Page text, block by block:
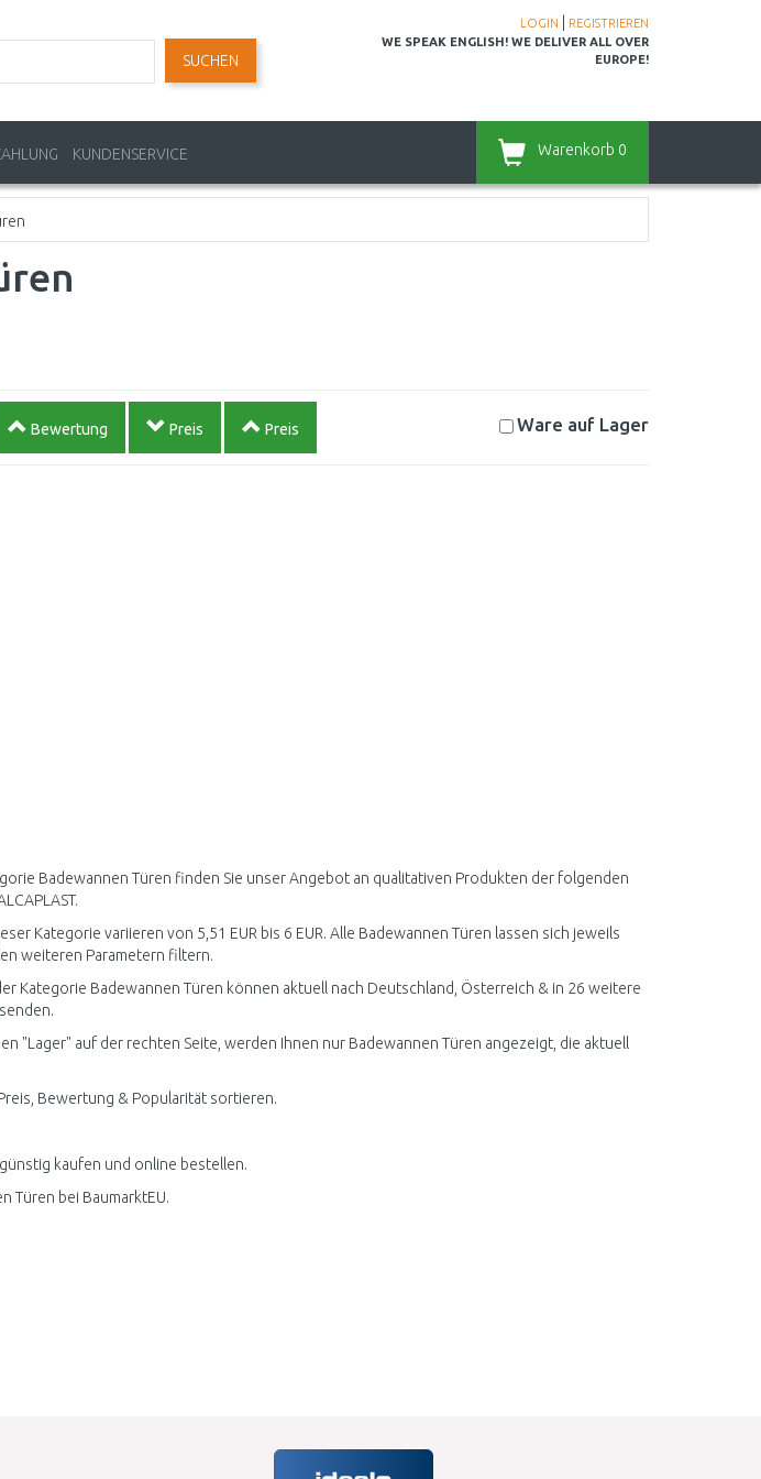
LOGIN
REGISTRIEREN
WE SPEAK ENGLISH! WE DELIVER ALL OVER
EUROPE!
SUCHEN
KUNDENSERVICE Warenkorb 0
Bewertung Preis Preis Ware auf Lager
Badewannen Türen finden Sie unser Angebot an qualitativen Produkten der folgenden
Kategorie variieren von 5,51 EUR bis 6 EUR. Alle Badewannen Türen lassen sich jeweils
weiteren Parametern filtern.
Kategorie Badewannen Türen können aktuell nach Deutschland, Österreich & in 26 weitere
"Lager" auf der rechten Seite, werden Ihnen nur Badewannen Türen angezeigt, die aktuell
Bewertung & Popularität sortieren.
kaufen und online bestellen.
Türen bei BaumarktEU.